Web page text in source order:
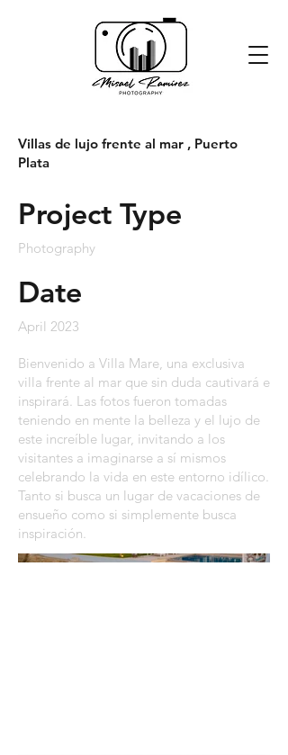
Villas de lujo frente al mar , Puerto
Plata
Project Type
Photography
Date
April 2023
Bienvenido a Villa Mare, una exclusiva
villa frente al mar que sin duda cautivará e
inspirará. Las fotos fueron tomadas
teniendo en mente la belleza y el lujo de
este increíble lugar, invitando a los
visitantes a imaginarse a sí mismos
celebrando la vida en este entorno idílico.
Tanto si busca un lugar de vacaciones de
ensueño como si simplemente busca
inspiración.